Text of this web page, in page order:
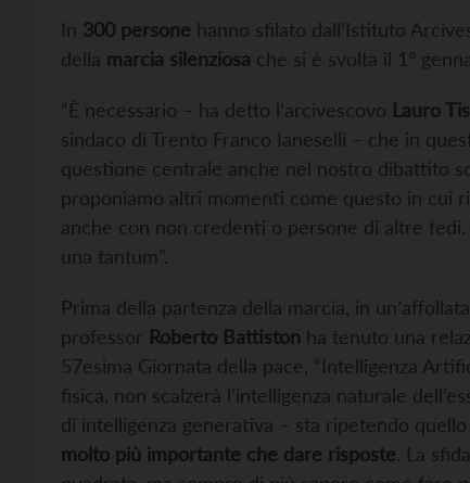
In 300 persone hanno sfilato dall’Istituto
della marcia silenziosa che si è svolta il 1°
“È necessario – ha detto l’arcivescovo Lauro
sindaco di Trento Franco Ianeselli – che in
questione centrale anche nel nostro dibattito
proponiamo altri momenti come questo in cui
anche con non credenti o persone di altre
una tantum”.
Prima della partenza della marcia, in
professor Roberto Battiston ha tenuto una
57esima Giornata della pace, “Intelligenza
fisica, non scalzerà l’intelligenza naturale
di intelligenza generativa – sta ripetendo
molto più importante che dare risposte. La